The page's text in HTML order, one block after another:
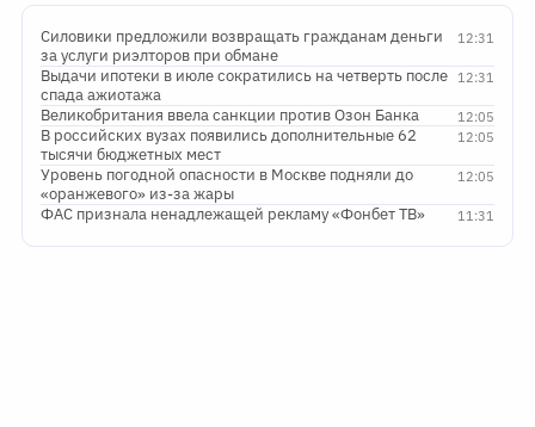
12:31
Силовики предложили возвращать гражданам деньги
за услуги риэлторов при обмане
12:31
Выдачи ипотеки в июле сократились на четверть после
спада ажиотажа
12:05
Великобритания ввела санкции против Озон Банка
12:05
В российских вузах появились дополнительные 62
тысячи бюджетных мест
12:05
Уровень погодной опасности в Москве подняли до
«оранжевого» из-за жары
11:31
ФАС признала ненадлежащей рекламу «Фонбет ТВ»